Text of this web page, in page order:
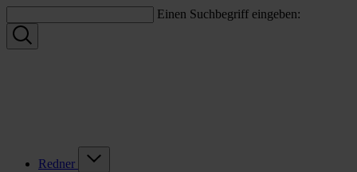
Einen Suchbegriff eingeben:
Redner